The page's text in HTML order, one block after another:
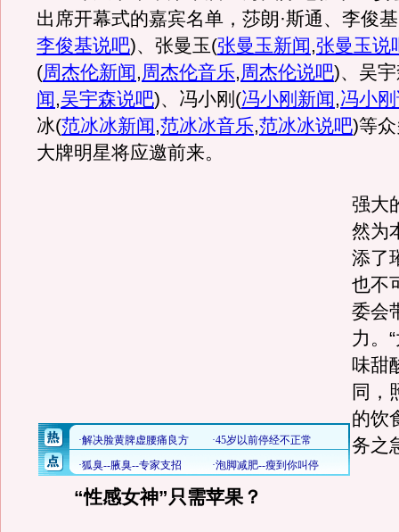
出席开幕式的嘉宾名单，莎朗·斯通、李俊基
李俊基说吧)、张曼玉(张曼玉新闻,张曼玉说
(周杰伦新闻,周杰伦音乐,周杰伦说吧)、吴
闻,吴宇森说吧)、冯小刚 (冯小刚新闻,冯小
冰(范冰冰新闻,范冰冰音乐,范冰冰说吧)等
大牌明星将应邀前来。
强大
然为
添了
也不
委会
力。
味甜
同，
的饮
务之
“性感女神”只需苹果？